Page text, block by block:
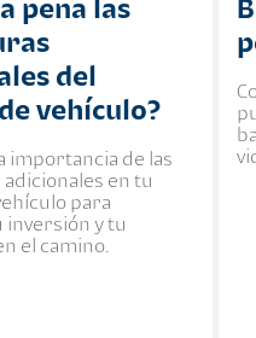
pena las
del
vehículo?
importancia de las
en tu
para
y tu
el camino.